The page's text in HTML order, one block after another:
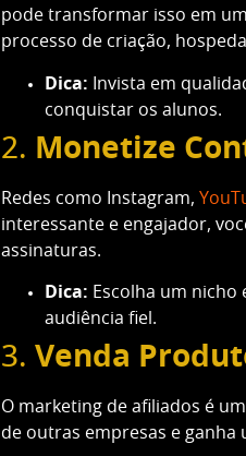
pode transformar isso em
processo de criação,
Dica: Invista em
conquistar os alunos.
2. Monetize
Redes como Instagram,
interessante e engajador,
assinaturas.
Dica: Escolha um
audiência fiel.
3. Venda
O marketing de afiliados é
de outras empresas e ganha